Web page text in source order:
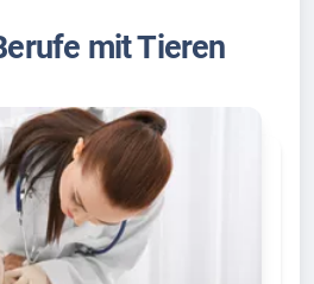
mit Tieren